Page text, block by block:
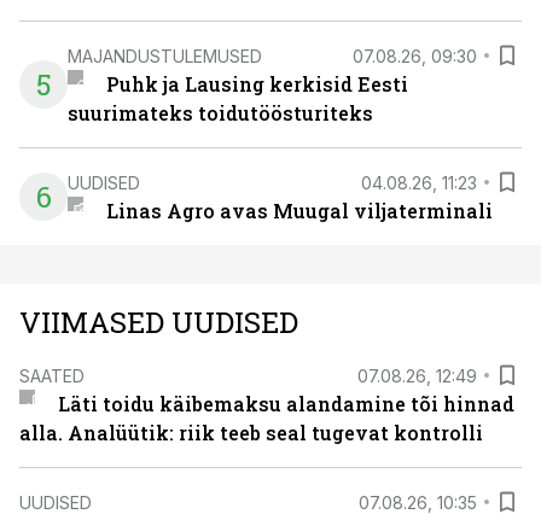
5
MAJANDUSTULEMUSED 07.08.26, 09:30
Puhk ja Lausing kerkisid Eesti
suurimateks toidutöösturiteks
6 UUDISED 04.08.26, 11:23
Linas Agro avas Muugal viljaterminali
VIIMASED UUDISED
SAATED 07.08.26, 12:49
Läti toidu käibemaksu alandamine tõi hinnad
alla. Analüütik: riik teeb seal tugevat kontrolli
UUDISED 07.08.26, 10:35